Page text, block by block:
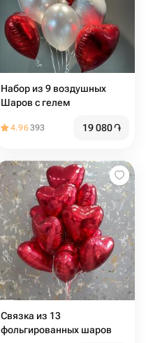
Набор из 9 воздушных
Шаров с гелем
4.96393 19 080֏
Связка из 13
фольгированных шаров